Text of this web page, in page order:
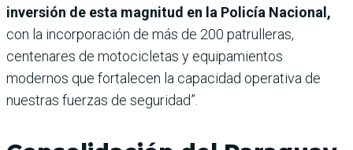
inversión de esta magnitud en la Policía Nacional,
con la incorporación de más de 200 patrulleras,
centenares de motocicletas y equipamientos
modernos que fortalecen la capacidad operativa de
nuestras fuerzas de seguridad”.